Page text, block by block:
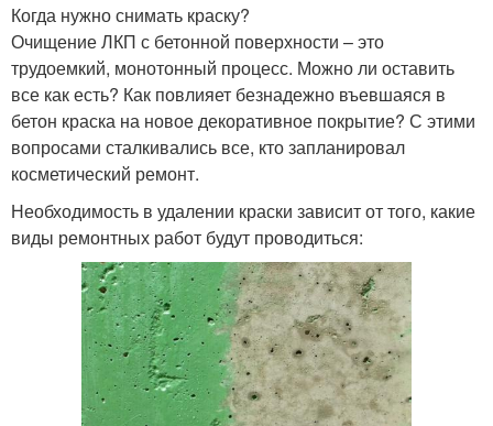
Когда нужно снимать краску?
Очищение ЛКП с бетонной поверхности – это
трудоемкий, монотонный процесс. Можно ли оставить
все как есть? Как повлияет безнадежно въевшаяся в
бетон краска на новое декоративное покрытие? С этими
вопросами сталкивались все, кто запланировал
косметический ремонт.
Необходимость в удалении краски зависит от того, какие
виды ремонтных работ будут проводиться: